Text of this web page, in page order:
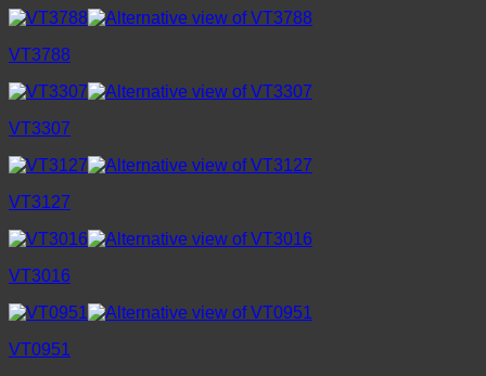
VT3788
VT3307
VT3127
VT3016
VT0951